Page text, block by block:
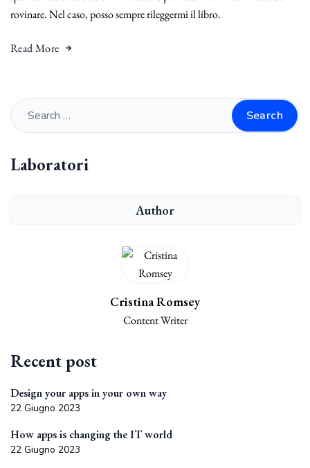
rovinare. Nel caso, posso sempre rileggermi il libro.
Read More
Search
Laboratori
Author
Cristina Romsey
Content Writer
Recent post
Design your apps in your own way
22 Giugno 2023
How apps is changing the IT world
22 Giugno 2023